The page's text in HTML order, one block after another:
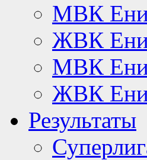
МВК
ЖВК
МВК
ЖВК
Результаты